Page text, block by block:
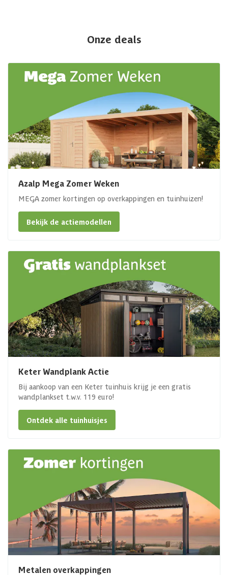
Onze deals
Azalp Mega Zomer Weken
MEGA zomer kortingen op overkappingen en tuinhuizen!
Bekijk de actiemodellen
Keter Wandplank Actie
Bij aankoop van een Keter tuinhuis krijg je een gratis
wandplankset t.w.v. 119 euro!
Ontdek alle tuinhuisjes
Metalen overkappingen